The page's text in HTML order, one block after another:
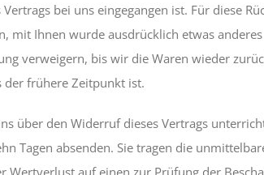
bei uns eingegangen ist. Für diese
mit Ihnen wurde ausdrücklich etwas anderes
verweigern, bis wir die Waren wieder
der frühere Zeitpunkt ist.
über den Widerruf dieses Vertrags
Tagen absenden. Sie tragen die
Wertverlust auf einen zur Prüfung der